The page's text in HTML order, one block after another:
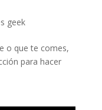
geek
o que te comes,
para hacer